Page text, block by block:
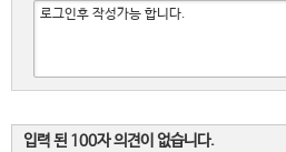
입력 된 100자 의견이 없습니다.